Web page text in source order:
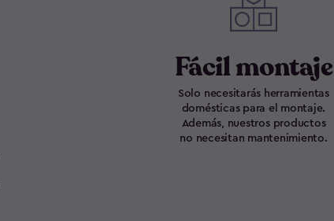
Fácil montaje
Solo necesitarás herramientas
domésticas para el montaje.
Además, nuestros productos
no necesitan mantenimiento.